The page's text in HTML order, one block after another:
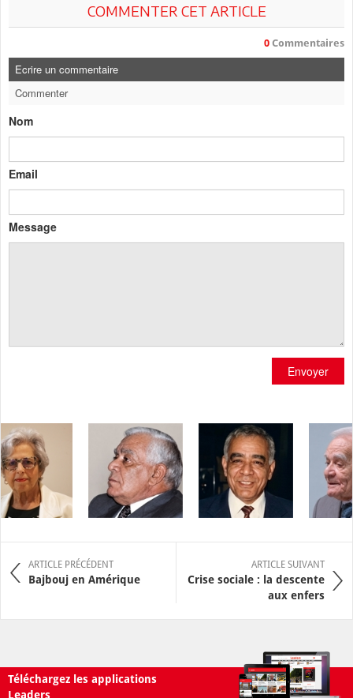
COMMENTER CET ARTICLE
0 Commentaires
Ecrire un commentaire
Commenter
Nom
Email
Message
Envoyer
ARTICLE PRÉCÉDENT
Bajbouj en Amérique
ARTICLE SUIVANT
Crise sociale : la descente
aux enfers
Téléchargez les applications
Leaders